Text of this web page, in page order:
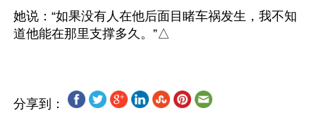
她说：“如果没有人在他后面目睹车祸发生，我不知
分享到：